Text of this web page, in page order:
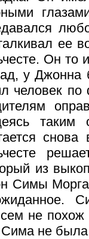
ее
Он то
у
человек
таким
снова
из
Симы
не
Сима не была